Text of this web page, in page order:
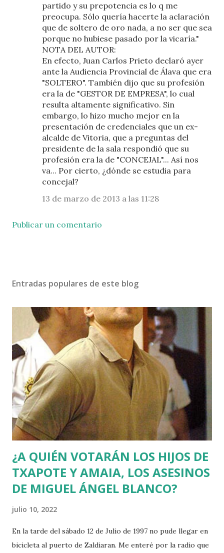
partido y su prepotencia es lo q me
preocupa. Sólo quería hacerte la aclaración
que de soltero de oro nada, a no ser que sea
porque no hubiese pasado por la vicaría."
NOTA DEL AUTOR:
En efecto, Juan Carlos Prieto declaró ayer
ante la Audiencia Provincial de Álava que era
"SOLTERO". También dijo que su profesión
era la de "GESTOR DE EMPRESA", lo cual
resulta altamente significativo. Sin
embargo, lo hizo mucho mejor en la
presentación de credenciales que un ex-
alcalde de Vitoria, que a preguntas del
presidente de la sala respondió que su
profesión era la de "CONCEJAL"... Así nos
va... Por cierto, ¿dónde se estudia para
concejal?
13 de marzo de 2013 a las 11:28
Publicar un comentario
Entradas populares de este blog
¿A QUIÉN VOTARÁN LOS HIJOS DE
TXAPOTE Y AMAIA, LOS ASESINOS
DE MIGUEL ÁNGEL BLANCO?
julio 10, 2022
En la tarde del sábado 12 de Julio de 1997 no pude llegar en
bicicleta al puerto de Zaldiaran. Me enteré por la radio que